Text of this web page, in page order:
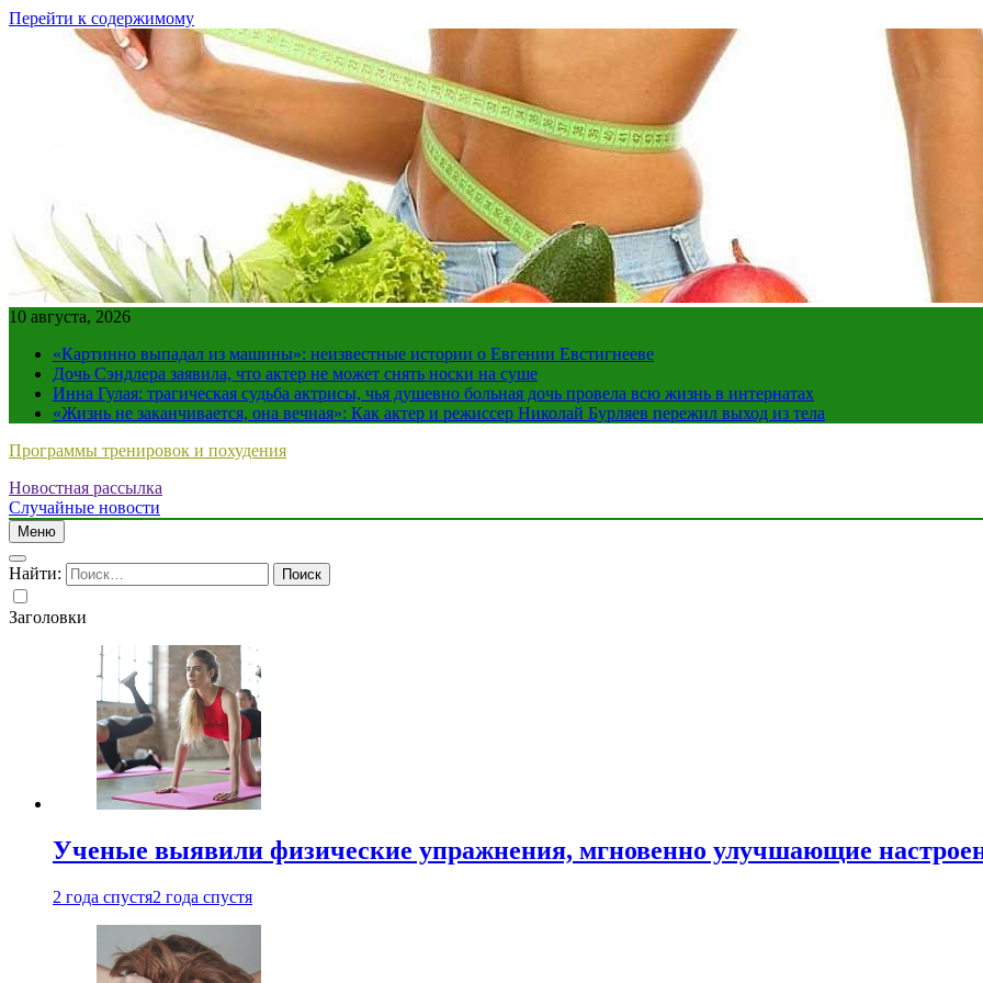
Перейти к содержимому
10 августа, 2026
«Картинно выпадал из машины»: неизвестные истории о Евгении Евстигнееве
Дочь Сэндлера заявила, что актер не может снять носки на суше
Инна Гулая: трагическая судьба актрисы, чья душевно больная дочь провела всю жизнь в интернатах
«Жизнь не заканчивается, она вечная»: Как актер и режиссер Николай Бурляев пережил выход из тела
Программы тренировок и похудения
Новостная рассылка
Случайные новости
Меню
Найти:
Заголовки
Ученые выявили физические упражнения, мгновенно улучшающие
2 года спустя2 года спустя